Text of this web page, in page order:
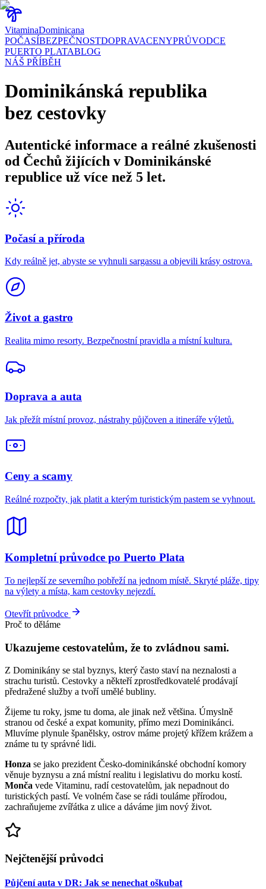
VitaminaDominicana
POČASÍBEZPEČNOSTDOPRAVACENYPRŮVODCE
PUERTO PLATABLOG
NÁŠ PŘÍBĚH
Dominikánská republika
bez cestovky
Autentické informace a reálné zkušenosti
od Čechů žijících v Dominikánské
republice už více než 5 let.
Počasí a příroda
Kdy reálně jet, abyste se vyhnuli sargassu a objevili krásy ostrova.
Život a gastro
Realita mimo resorty. Bezpečnostní pravidla a místní kultura.
Doprava a auta
Jak přežít místní provoz, nástrahy půjčoven a itineráře výletů.
Ceny a scamy
Reálné rozpočty, jak platit a kterým turistickým pastem se vyhnout.
Kompletní průvodce po Puerto Plata
To nejlepší ze severního pobřeží na jednom místě. Skryté pláže, tipy
na výlety a místa, kam cestovky nejezdí.
Otevřít průvodce
Proč to děláme
Ukazujeme cestovatelům, že to zvládnou sami.
Z Dominikány se stal byznys, který často staví na neznalosti a
strachu turistů. Cestovky a někteří zprostředkovatelé prodávají
předražené služby a tvoří umělé bubliny.
Žijeme tu roky, jsme tu doma, ale jinak než většina. Úmyslně
stranou od české a expat komunity, přímo mezi Dominikánci.
Mluvíme plynule španělsky, ostrov máme projetý křížem krážem a
známe tu ty správné lidi.
Honza se jako prezident Česko-dominikánské obchodní komory
věnuje byznysu a zná místní realitu i legislativu do morku kostí.
Monča vede Vitaminu, radí cestovatelům, jak nepadnout do
turistických pastí. Ve volném čase se rádi touláme přírodou,
zachraňujeme zvířátka z ulice a dáváme jim nový život.
Nejčtenější průvodci
Půjčení auta v DR: Jak se nenechat oškubat